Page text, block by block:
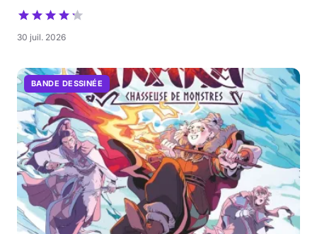
30 juil. 2026
BANDE DESSINÉE